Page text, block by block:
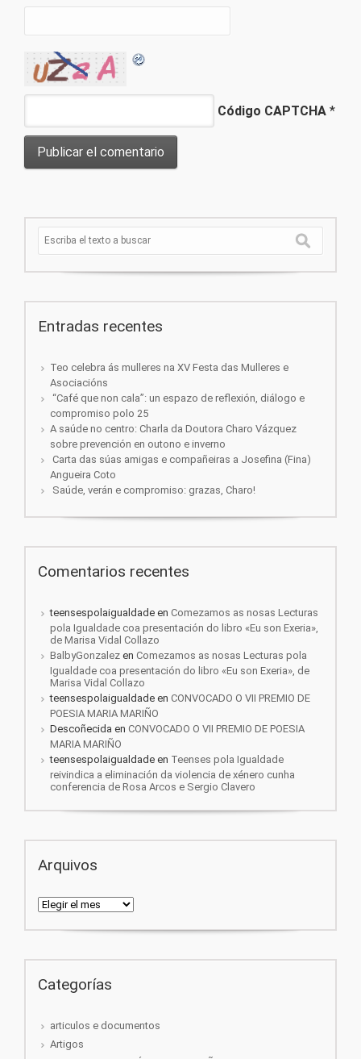
Código CAPTCHA *
Entradas recentes
Teo celebra ás mulleres na XV Festa das Mulleres e
Asociacións
“Café que non cala”: un espazo de reflexión, diálogo e
compromiso polo 25
A saúde no centro: Charla da Doutora Charo Vázquez
sobre prevención en outono e inverno
Carta das súas amigas e compañeiras a Josefina (Fina)
Angueira Coto
Saúde, verán e compromiso: grazas, Charo!
Comentarios recentes
teensespolaigualdade en Comezamos as nosas Lecturas
pola Igualdade coa presentación do libro «Eu son Exeria»,
de Marisa Vidal Collazo
BalbyGonzalez en Comezamos as nosas Lecturas pola
Igualdade coa presentación do libro «Eu son Exeria», de
Marisa Vidal Collazo
teensespolaigualdade en CONVOCADO O VII PREMIO DE
POESIA MARIA MARIÑO
Descoñecida en CONVOCADO O VII PREMIO DE POESIA
MARIA MARIÑO
teensespolaigualdade en Teenses pola Igualdade
reivindica a eliminación da violencia de xénero cunha
conferencia de Rosa Arcos e Sergio Clavero
Arquivos
Arquivos
Categorías
articulos e documentos
Artigos